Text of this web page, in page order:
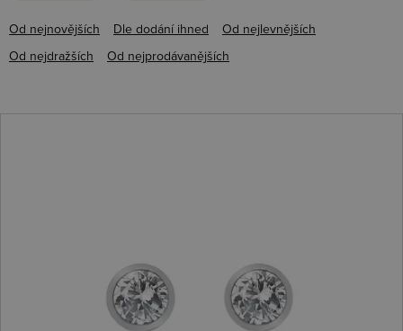
Od nejnovějších Dle dodání ihned Od nejlevnějších
Od nejdražších Od nejprodávanějších